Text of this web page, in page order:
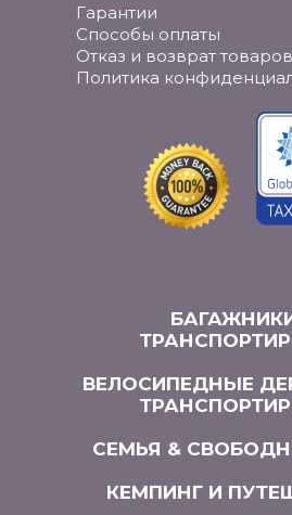
Гарантии
Способы оплаты
Отказ и возврат товаров
Политика
ВЕЛОСИПЕДНЫЕ
СЕМЬЯ &
КЕМПИНГ И